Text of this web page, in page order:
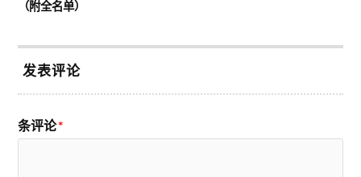
（附全名单）
发表评论
条评论*